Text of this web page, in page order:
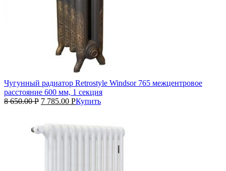
Чугунный радиатор Retrostyle Windsor 765 межцентровое
расстояние 600 мм, 1 секция
8 650.00Р 7 785.00 РКупить